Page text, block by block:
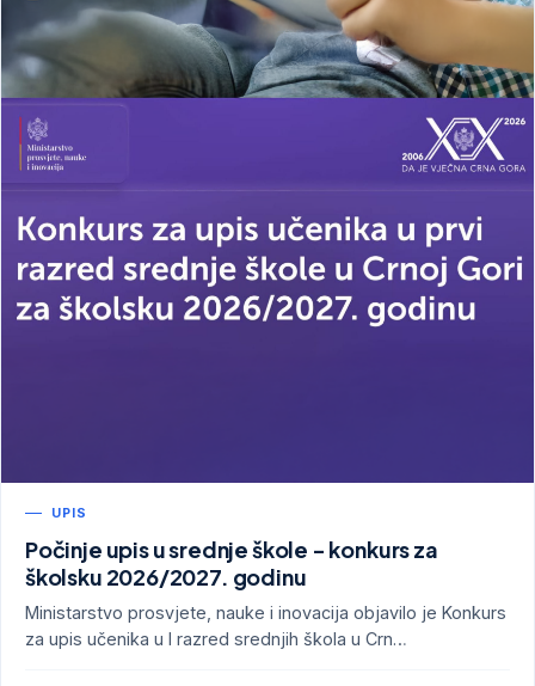
UPIS
Počinje upis u srednje škole - konkurs za
školsku 2026/2027. godinu
Ministarstvo prosvjete, nauke i inovacija objavilo je Konkurs
za upis učenika u I razred srednjih škola u Crn…